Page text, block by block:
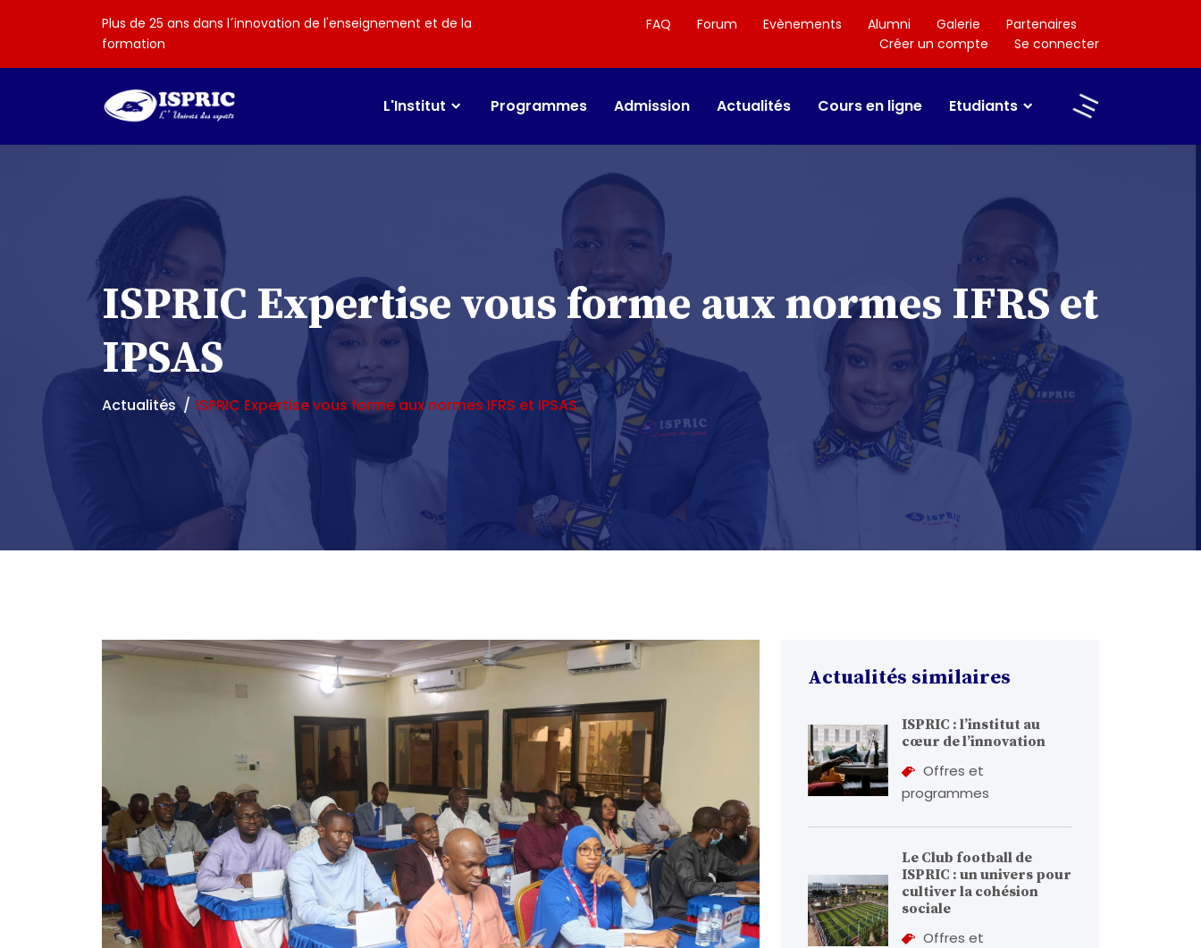
Plus de 25 ans dans l´innovation de l'enseignement et de la
formation
FAQ Forum Evènements Alumni Galerie
Partenaires
Créer un compte
Se connecter
L'Institut Programmes Admission Actualités Cours en ligne Etudiants
ISPRIC Expertise vous forme aux normes IFRS et
IPSAS
Actualités ISPRIC Expertise vous forme aux normes IFRS et IPSAS
Actualités similaires
ISPRIC : l’institut au
cœur de l’innovation
Offres et
programmes
Le Club football de
ISPRIC : un univers pour
cultiver la cohésion
sociale
Offres et